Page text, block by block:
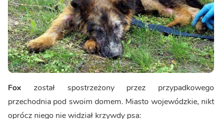
Fox został spostrzeżony przez przypadkowego
przechodnia pod swoim domem. Miasto wojewódzkie, nikt
oprócz niego nie widział krzywdy psa: